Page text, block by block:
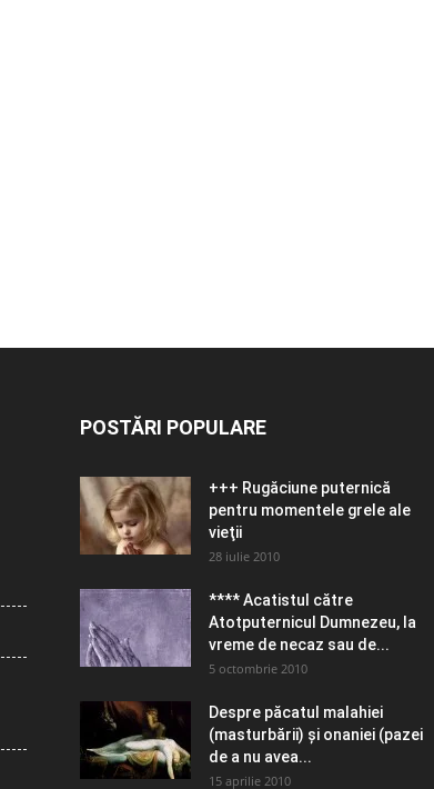
POSTĂRI POPULARE
+++ Rugăciune puternică
pentru momentele grele ale
vieţii
28 iulie 2010
**** Acatistul către
Atotputernicul Dumnezeu, la
vreme de necaz sau de...
5 octombrie 2010
Despre păcatul malahiei
(masturbării) şi onaniei (pazei
de a nu avea...
15 aprilie 2010